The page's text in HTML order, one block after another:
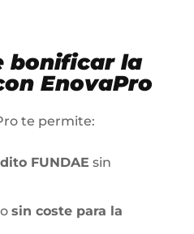
bonificar la
EnovaPro
te permite:
FUNDAE sin
sin coste para la